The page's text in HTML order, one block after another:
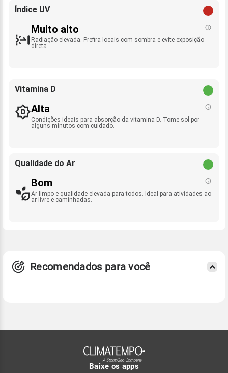
Índice UV
Muito alto
Radiação elevada. Prefira locais com sombra e evite exposição
direta.
Vitamina D
Alta
Condições ideais para absorção da vitamina D. Tome sol por
alguns minutos com cuidado.
Qualidade do Ar
Bom
Ar limpo e qualidade elevada para todos. Ideal para atividades ao
ar livre e caminhadas.
Recomendados para você
Baixe os apps